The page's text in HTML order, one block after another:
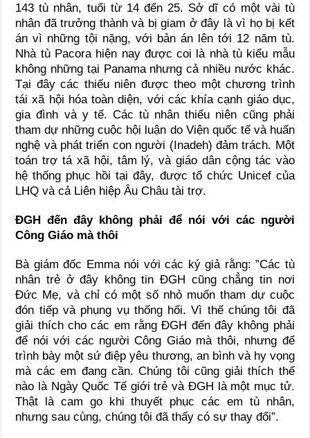
143 tù nhân, tuổi từ 14 đến 25. Sở dĩ có một vài tù
nhân đã trưởng thành và bị giam ở đây là vì họ bị kết
án vì những tội nặng, với bản án lên tới 12 năm tù.
Nhà tù Pacora hiện nay được coi là nhà tù kiểu mẫu
không những tại Panama nhưng cả nhiều nước khác.
Tại đây các thiếu niên được theo một chương trình
tái xã hội hóa toàn diện, với các khía cạnh giáo dục,
gia đình và y tế. Các tù nhân thiếu niên cũng phải
tham dự những cuộc hội luận do Viện quốc tế và huấn
nghệ và phát triển con người (Inadeh) đảm trách. Một
toán trợ tá xã hội, tâm lý, và giáo dân cộng tác vào
hệ thống phục hồi tại đây, được tổ chức Unicef của
LHQ và cả Liên hiệp Âu Châu tài trợ.
ĐGH đến đây không phải để nói với các người
Công Giáo mà thôi
Bà giám đốc Emma nói với các ký giả rằng: ”Các tù
nhân trẻ ở đây không tin ĐGH cũng chẳng tin nơi
Đức Mẹ, và chỉ có một số nhỏ muốn tham dự cuộc
đón tiếp và phụng vụ thống hối. Vì thế chúng tôi đã
giải thích cho các em rằng ĐGH đến đây không phải
để nói với các người Công Giáo mà thôi, nhưng để
trình bày một sứ điệp yêu thương, an bình và hy vọng
mà các em đang cần. Chúng tôi cũng giải thích thế
nào là Ngày Quốc Tế giới trẻ và ĐGH là một mục tử.
Thật là cam go khi thuyết phục các em tù nhân,
nhưng sau cùng, chúng tôi đã thấy có sự thay đổi”.